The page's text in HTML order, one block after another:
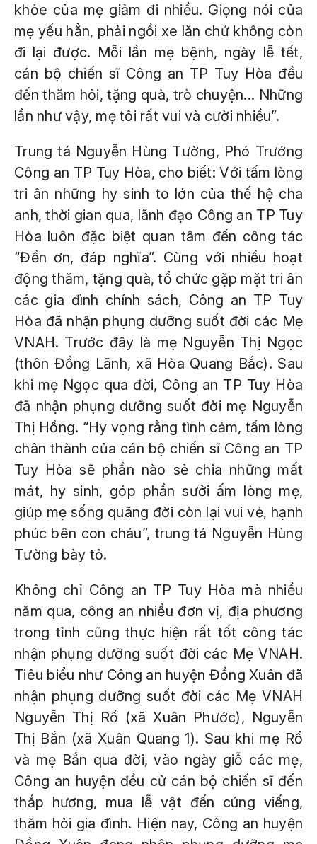
khỏe của mẹ giảm đi nhiều. Giọng nói của
mẹ yếu hẳn, phải ngồi xe lăn chứ không còn
đi lại được. Mỗi lần mẹ bệnh, ngày lễ tết,
cán bộ chiến sĩ Công an TP Tuy Hòa đều
đến thăm hỏi, tặng quà, trò chuyện... Những
lần như vậy, mẹ tôi rất vui và cười nhiều”.
Trung tá Nguyễn Hùng Tường, Phó Trưởng
Công an TP Tuy Hòa, cho biết: Với tấm lòng
tri ân những hy sinh to lớn của thế hệ cha
anh, thời gian qua, lãnh đạo Công an TP Tuy
Hòa luôn đặc biệt quan tâm đến công tác
“Đền ơn, đáp nghĩa”. Cùng với nhiều hoạt
động thăm, tặng quà, tổ chức gặp mặt tri ân
các gia đình chính sách, Công an TP Tuy
Hòa đã nhận phụng dưỡng suốt đời các Mẹ
VNAH. Trước đây là mẹ Nguyễn Thị Ngọc
(thôn Đồng Lãnh, xã Hòa Quang Bắc). Sau
khi mẹ Ngọc qua đời, Công an TP Tuy Hòa
đã nhận phụng dưỡng suốt đời mẹ Nguyễn
Thị Hồng. “Hy vọng rằng tình cảm, tấm lòng
chân thành của cán bộ chiến sĩ Công an TP
Tuy Hòa sẽ phần nào sẻ chia những mất
mát, hy sinh, góp phần sưởi ấm lòng mẹ,
giúp mẹ sống quãng đời còn lại vui vẻ, hạnh
phúc bên con cháu”, trung tá Nguyễn Hùng
Tường bày tỏ.
Không chỉ Công an TP Tuy Hòa mà nhiều
năm qua, công an nhiều đơn vị, địa phương
trong tỉnh cũng thực hiện rất tốt công tác
nhận phụng dưỡng suốt đời các Mẹ VNAH.
Tiêu biểu như Công an huyện Đồng Xuân đã
nhận phụng dưỡng suốt đời các Mẹ VNAH
Nguyễn Thị Rổ (xã Xuân Phước), Nguyễn
Thị Bắn (xã Xuân Quang 1). Sau khi mẹ Rổ
và mẹ Bắn qua đời, vào ngày giỗ các mẹ,
Công an huyện đều cử cán bộ chiến sĩ đến
thắp hương, mua lễ vật đến cúng viếng,
thăm hỏi gia đình. Hiện nay, Công an huyện